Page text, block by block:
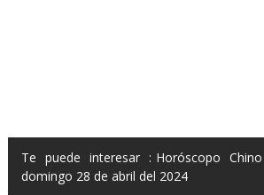
Te puede interesar : Horóscopo
domingo 28 de abril del 2024